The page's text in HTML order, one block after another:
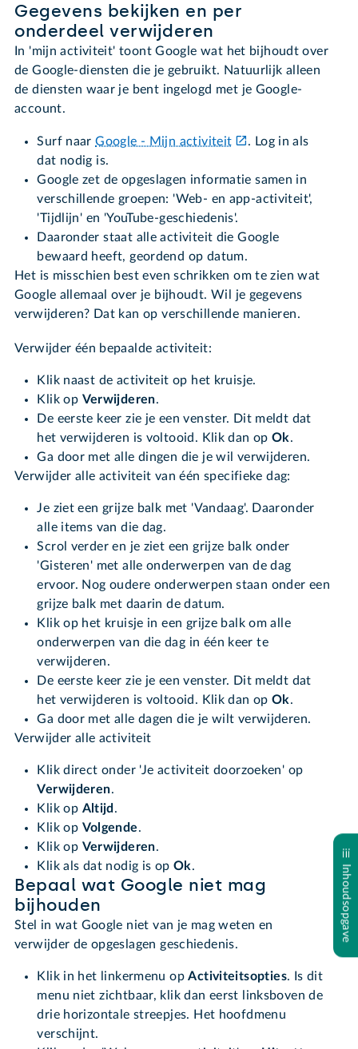
Gegevens bekijken en per
onderdeel verwijderen
In 'mijn activiteit' toont Google wat het bijhoudt over
de Google-diensten die je gebruikt. Natuurlijk alleen
de diensten waar je bent ingelogd met je Google-
account.
Surf naarGoogle - Mijn activiteit
. Log in als
dat nodig is.
Google zet de opgeslagen informatie samen in
verschillende groepen: 'Web- en app-activiteit',
'Tijdlijn' en 'YouTube-geschiedenis'.
Daaronder staat alle activiteit die Google
bewaard heeft, geordend op datum.
Het is misschien best even schrikken om te zien wat
Google allemaal over je bijhoudt. Wil je gegevens
verwijderen? Dat kan op verschillende manieren.
Verwijder één bepaalde activiteit:
Klik naast de activiteit op het kruisje.
Klik op Verwijderen.
De eerste keer zie je een venster. Dit meldt dat
het verwijderen is voltooid. Klik dan opOk.
Ga door met alle dingen die je wil verwijderen.
Verwijder alle activiteit van één specifieke dag:
Je ziet een grijze balk met 'Vandaag'. Daaronder
alle items van die dag.
Scrol verder en je ziet een grijze balk onder
'Gisteren' met alle onderwerpen van de dag
ervoor. Nog oudere onderwerpen staan onder een
grijze balk met daarin de datum.
Klik op het kruisje in een grijze balk om alle
onderwerpen van die dag in één keer te
verwijderen.
De eerste keer zie je een venster. Dit meldt dat
het verwijderen is voltooid. Klik dan opOk.
Ga door met alle dagen die je wilt verwijderen.
Verwijder alle activiteit
Klik direct onder 'Je activiteit doorzoeken' op
Verwijderen.
Klik op Altijd .
Klik op Volgende.
Klik op Verwijderen.
Klik als dat nodig is op Ok.
Bepaal wat Google niet mag
bijhouden
Stel in wat Google niet van je mag weten en
verwijder de opgeslagen geschiedenis.
Klik in het linkermenu opActiviteitsopties. Is dit
menu niet zichtbaar, klik dan eerst linksboven de
drie horizontale streepjes. Het hoofdmenu
verschijnt.
Inhoudsopgave